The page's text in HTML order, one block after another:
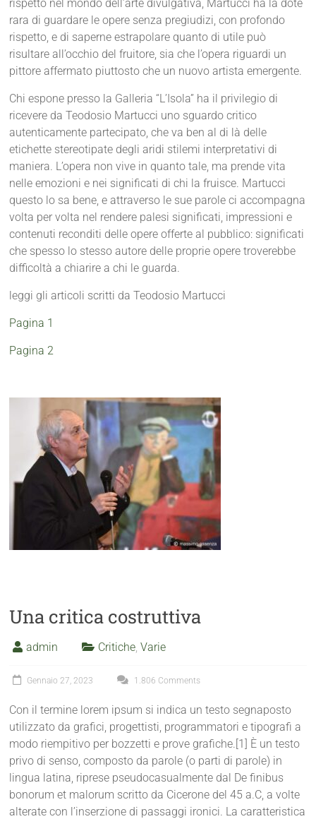
rispetto nel mondo dell’arte divulgativa, Martucci ha la dote
rara di guardare le opere senza pregiudizi, con profondo
rispetto, e di saperne estrapolare quanto di utile può
risultare all’occhio del fruitore, sia che l’opera riguardi un
pittore affermato piuttosto che un nuovo artista emergente.
Chi espone presso la Galleria “L’Isola” ha il privilegio di
ricevere da Teodosio Martucci uno sguardo critico
autenticamente partecipato, che va ben al di là delle
etichette stereotipate degli aridi stilemi interpretativi di
maniera. L’opera non vive in quanto tale, ma prende vita
nelle emozioni e nei significati di chi la fruisce. Martucci
questo lo sa bene, e attraverso le sue parole ci accompagna
volta per volta nel rendere palesi significati, impressioni e
contenuti reconditi delle opere offerte al pubblico: significati
che spesso lo stesso autore delle proprie opere troverebbe
difficoltà a chiarire a chi le guarda.
leggi gli articoli scritti da Teodosio Martucci
Pagina 1
Pagina 2
Una critica costruttiva
admin Critiche,Varie
Gennaio 27, 2023 1.806 Comments
Con il termine lorem ipsum si indica un testo segnaposto
utilizzato da grafici, progettisti, programmatori e tipografi a
modo riempitivo per bozzetti e prove grafiche.[1] È un testo
privo di senso, composto da parole (o parti di parole) in
lingua latina, riprese pseudocasualmente dal De finibus
bonorum et malorum scritto da Cicerone del 45 a.C, a volte
alterate con l’inserzione di passaggi ironici. La caratteristica